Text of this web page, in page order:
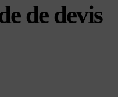
de devis